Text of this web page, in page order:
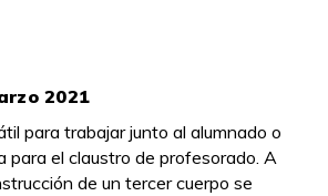
2021
para trabajar junto al alumnado o
para el claustro de profesorado. A
de un tercer cuerpo se